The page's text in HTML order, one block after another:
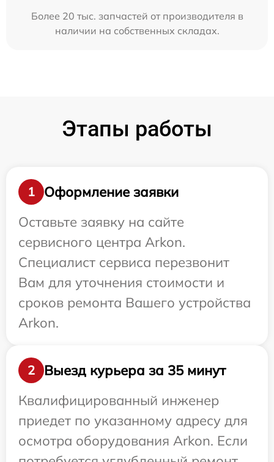
Более 20 тыс. запчастей от производителя в
наличии на собственных складах.
Этапы работы
1
Оформление заявки
Оставьте заявку на сайте
сервисного центра Arkon.
Специалист сервиса перезвонит
Вам для уточнения стоимости и
сроков ремонта Вашего устройства
Arkon.
2
Выезд курьера за 35 минут
Квалифицированный инженер
приедет по указанному адресу для
осмотра оборудования Arkon. Если